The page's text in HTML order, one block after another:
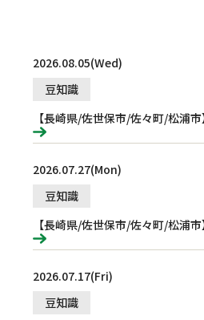
2026.08.05(Wed)
豆知識
2026.07.27(Mon)
豆知識
2026.07.17(Fri)
豆知識